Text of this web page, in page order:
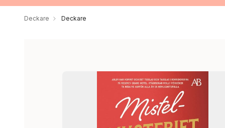
Deckare Deckare